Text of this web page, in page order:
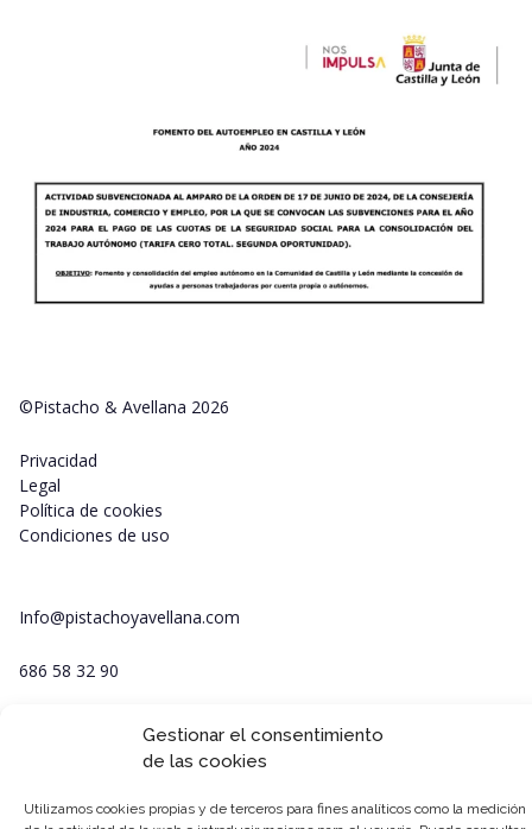
Gestionar el consentimiento
de las cookies
Utilizamos cookies propias y de terceros para fines analíticos como la medición
©Pistacho & Avellana 2026
Privacidad
Legal
Política de cookies
Condiciones de uso
Info@pistachoyavellana.com
686 58 32 90